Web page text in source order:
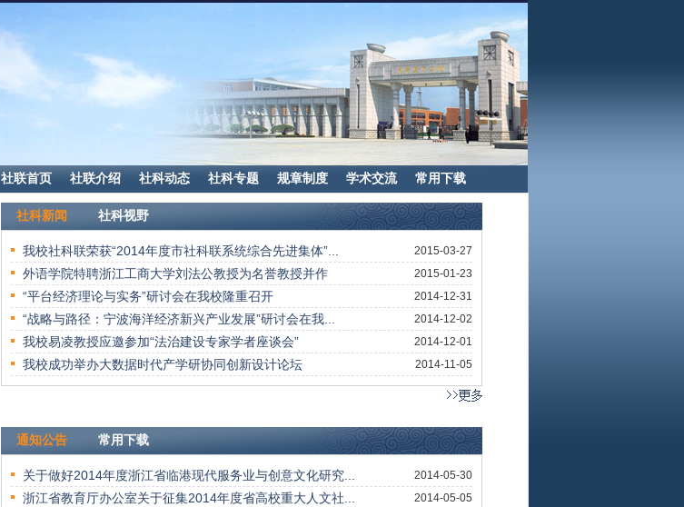
社联首页 社联介绍 社科动态 社科专题 规章制度 学术交流 常用下载
社科新闻 社科视野
祁敬宇:构建“接地气”的评价标准 ——以应用经济学研究... 2014-10-08
郑永扣:大学内涵我见 2014-10-08
迈克尔·威维尔卡:全球化背景下的社会科学发展 2014-05-14
王曙光：问题意识、田野体验与学术自信 2014-05-08
易凌:优化配置 科学评估 提升地方立法效益 2014-05-08
一个学术铁则：用证据说话 2013-11-06
通知公告 常用下载